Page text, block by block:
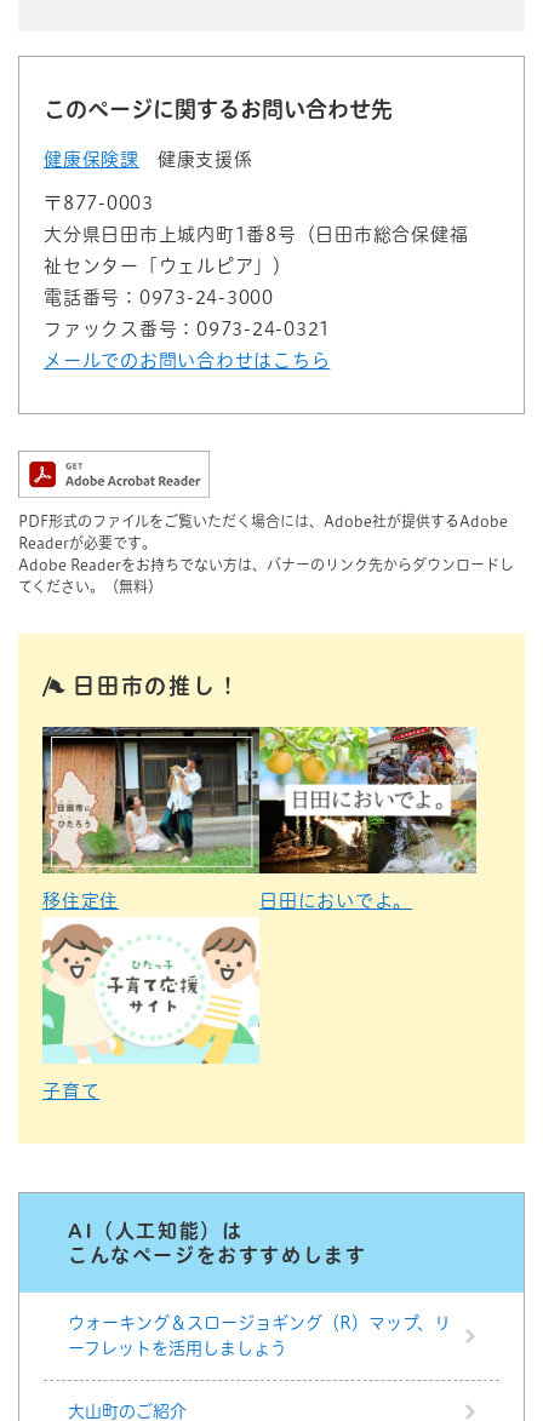
このページに関するお問い合わせ先
健康保険課 健康支援係
〒877-0003
大分県日田市上城内町1番8号（日田市総合保健福
祉センター「ウェルピア」）
電話番号：0973-24-3000
ファックス番号：0973-24-0321
メールでのお問い合わせはこちら
PDF形式のファイルをご覧いただく場合には、Adobe社が提供するAdobe
Readerが必要です。
Adobe Readerをお持ちでない方は、バナーのリンク先からダウンロードし
てください。（無料）
日田市の推し！
移住定住 日田においでよ。
子育て
AI（人工知能）は
こんなページをおすすめします
ウォーキング＆スロージョギング（R）マップ、リ
ーフレットを活用しましょう
大山町のご紹介